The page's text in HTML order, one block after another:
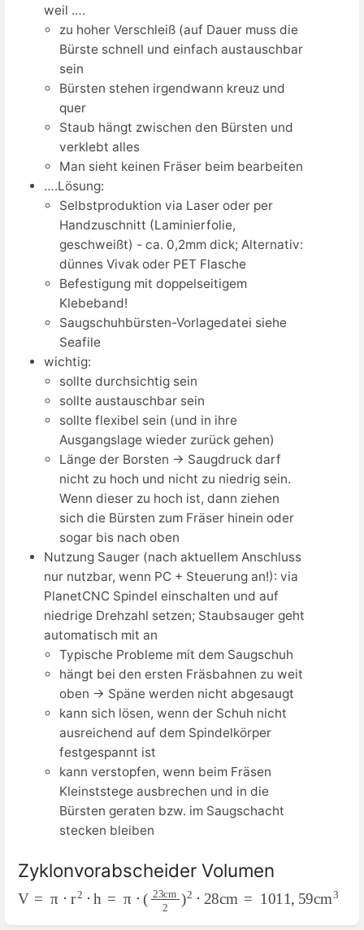
weil ….
zu hoher Verschleiß (auf Dauer muss die
Bürste schnell und einfach austauschbar
sein
Bürsten stehen irgendwann kreuz und
quer
Staub hängt zwischen den Bürsten und
verklebt alles
Man sieht keinen Fräser beim bearbeiten
….Lösung:
Selbstproduktion via Laser oder per
Handzuschnitt (Laminierfolie,
geschweißt) - ca. 0,2mm dick; Alternativ:
dünnes Vivak oder PET Flasche
Befestigung mit doppelseitigem
Klebeband!
Saugschuhbürsten-Vorlagedatei siehe
Seafile
wichtig:
sollte durchsichtig sein
sollte austauschbar sein
sollte flexibel sein (und in ihre
Ausgangslage wieder zurück gehen)
Länge der Borsten → Saugdruck darf
nicht zu hoch und nicht zu niedrig sein.
Wenn dieser zu hoch ist, dann ziehen
sich die Bürsten zum Fräser hinein oder
sogar bis nach oben
Nutzung Sauger (nach aktuellem Anschluss
nur nutzbar, wenn PC + Steuerung an!): via
PlanetCNC Spindel einschalten und auf
niedrige Drehzahl setzen; Staubsauger geht
automatisch mit an
Typische Probleme mit dem Saugschuh
hängt bei den ersten Fräsbahnen zu weit
oben → Späne werden nicht abgesaugt
kann sich lösen, wenn der Schuh nicht
ausreichend auf dem Spindelkörper
festgespannt ist
kann verstopfen, wenn beim Fräsen
Kleinststege ausbrechen und in die
Bürsten geraten bzw. im Saugschacht
stecken bleiben
Zyklonvorabscheider Volumen
V= h π m2)2 ⋅28 cm 1011 ,59 cm